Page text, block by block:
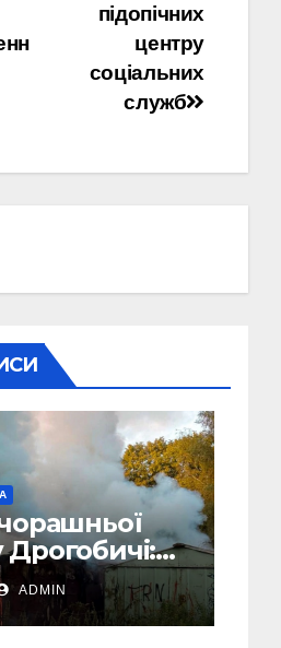
підопічних
центру
соціальних
служб
ADMIN